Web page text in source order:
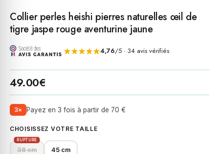
Collier perles heishi pierres naturelles œil de
tigre jaspe rouge aventurine jaune
4,76/5 · 34 avis vérifiés
49.00€
3× Payez en 3 fois à partir de 70 €
CHOISISSEZ VOTRE TAILLE
38 cm
RUPTURE
45 cm